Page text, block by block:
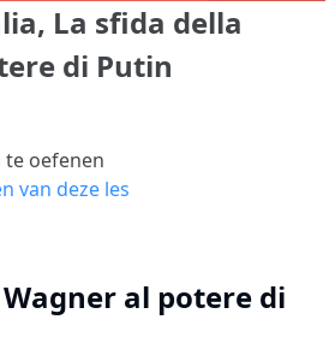
La sfida della
di Putin
te oefenen
van deze les
al potere di